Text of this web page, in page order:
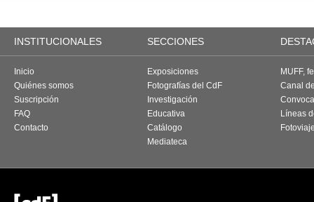
INSTITUCIONALES SECCIONES
Inicio
Quiénes somos
Suscripción
FAQ
Contacto
Exposiciones
Fotografías del CdF
Investigación
Educativa
Catálogo
Mediateca
MUFF,
Canal
Líneas